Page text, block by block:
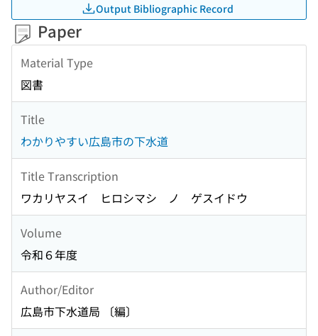
Output Bibliographic Record
Paper
Material Type
図書
Title
わかりやすい広島市の下水道
Title Transcription
ワカリヤスイ ヒロシマシ ノ ゲスイドウ
Volume
令和６年度
Author/Editor
広島市下水道局 〔編〕